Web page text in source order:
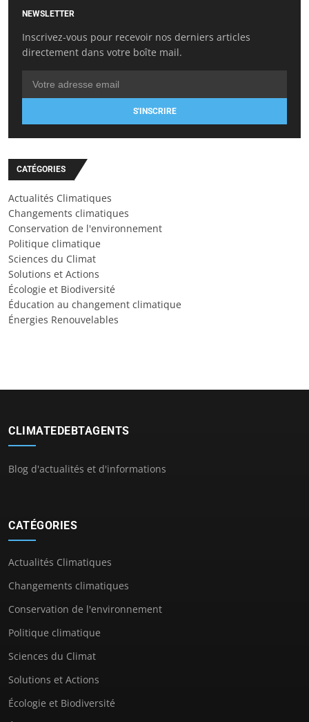
NEWSLETTER
Inscrivez-vous pour recevoir nos derniers articles
directement dans votre boîte mail.
S'INSCRIRE
CATÉGORIES
Actualités Climatiques
Changements climatiques
Conservation de l'environnement
Politique climatique
Sciences du Climat
Solutions et Actions
Écologie et Biodiversité
Éducation au changement climatique
Énergies Renouvelables
CLIMATEDEBTAGENTS
Blog d'actualités et d'informations
CATÉGORIES
Actualités Climatiques
Changements climatiques
Conservation de l'environnement
Politique climatique
Sciences du Climat
Solutions et Actions
Écologie et Biodiversité